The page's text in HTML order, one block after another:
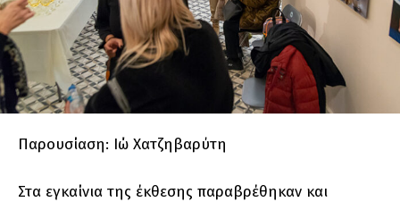
Παρουσίαση: Ιώ Χατζηβαρύτη
Στα εγκαίνια της έκθεσης παραβρέθηκαν και